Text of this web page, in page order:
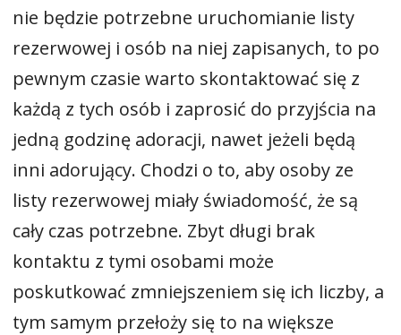
nie będzie potrzebne uruchomianie listy
rezerwowej i osób na niej zapisanych, to po
pewnym czasie warto skontaktować się z
każdą z tych osób i zaprosić do przyjścia na
jedną godzinę adoracji, nawet jeżeli będą
inni adorujący. Chodzi o to, aby osoby ze
listy rezerwowej miały świadomość, że są
cały czas potrzebne. Zbyt długi brak
kontaktu z tymi osobami może
poskutkować zmniejszeniem się ich liczby, a
tym samym przełoży się to na większe